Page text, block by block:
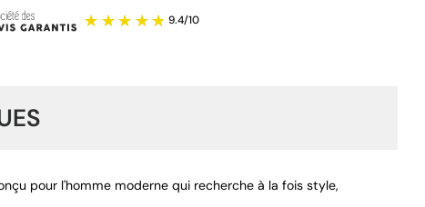
pour l'homme moderne qui recherche à la fois style,